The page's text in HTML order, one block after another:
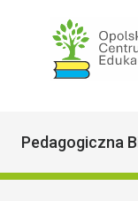
Pedagogiczna